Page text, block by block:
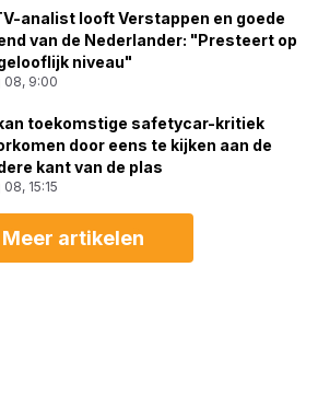
analist looft Verstappen en goede
van de Nederlander: "Presteert op
niveau"
08, 9:00
kan toekomstige safetycar-kritiek
door eens te kijken aan de
kant van de plas
08, 15:15
Meer artikelen